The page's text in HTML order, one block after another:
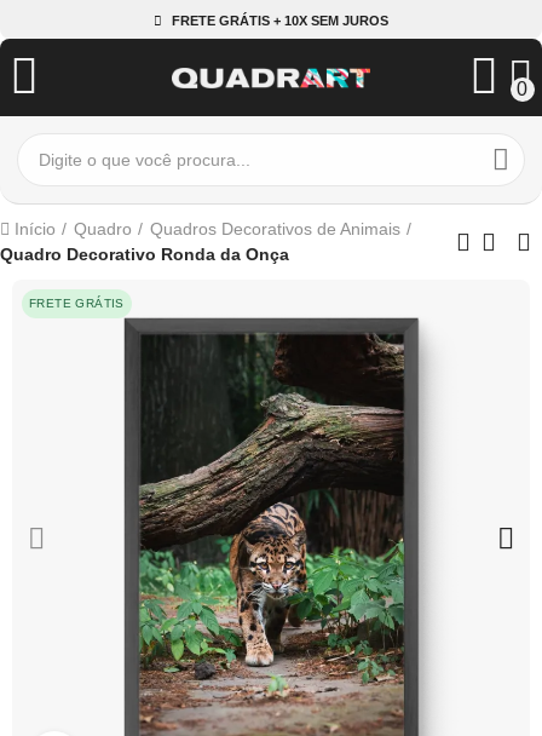
FRETE GRÁTIS + 10X SEM JUROS
0
Início Quadro
Quadros Decorativos de Animais
Quadro Decorativo Ronda da Onça
FRETE GRÁTIS